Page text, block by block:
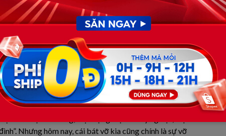
ngực phập phồng vì giận dữ. Ánh mắt bà hằn lên
vừa phạm phải đại tội tày trời.
cũng không biết?” – tiếng bà quát vang dội cả căn
cái nhìn sắc lẹm của mẹ khiến anh chùn bước, chỉ
sống lưng, thổi bùng lên ngọn lửa vốn đã âm ỉ cháy
như một cái bóng, chịu đựng mọi lời cay nghiệt, mọi
Nhưng hôm nay, cái bát vỡ kia cũng chính là sự vỡ